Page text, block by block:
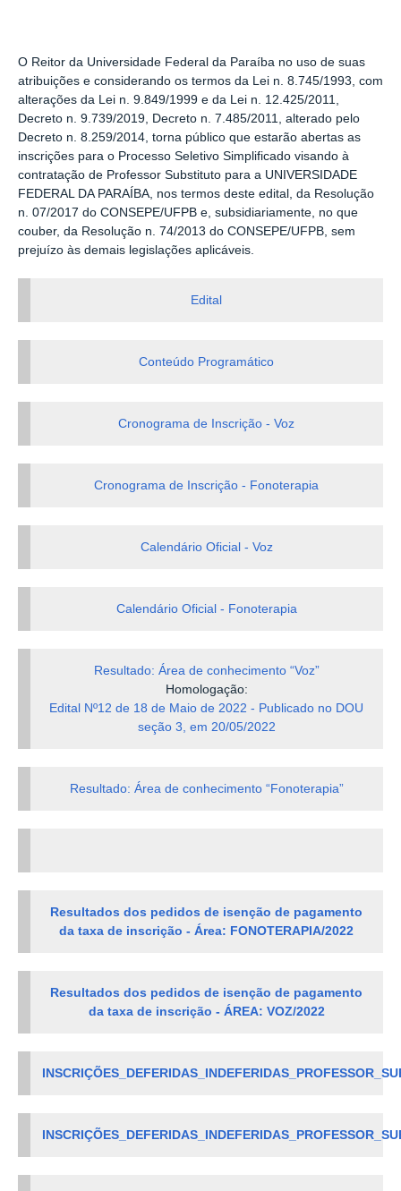
O Reitor da Universidade Federal da Paraíba no uso de suas
atribuições e considerando os termos da Lei n. 8.745/1993, com
alterações da Lei n. 9.849/1999 e da Lei n. 12.425/2011,
Decreto n. 9.739/2019, Decreto n. 7.485/2011, alterado pelo
Decreto n. 8.259/2014, torna público que estarão abertas as
inscrições para o Processo Seletivo Simplificado visando à
contratação de Professor Substituto para a UNIVERSIDADE
FEDERAL DA PARAÍBA, nos termos deste edital, da Resolução
n. 07/2017 do CONSEPE/UFPB e, subsidiariamente, no que
couber, da Resolução n. 74/2013 do CONSEPE/UFPB, sem
prejuízo às demais legislações aplicáveis.
Edital
Conteúdo Programático
Cronograma de Inscrição - Voz
Cronograma de Inscrição - Fonoterapia
Calendário Oficial - Voz
Calendário Oficial - Fonoterapia
Resultado: Área de conhecimento “Voz”
Homologação:
Edital Nº12 de 18 de Maio de 2022 - Publicado no DOU
seção 3, em 20/05/2022
Resultado: Área de conhecimento “Fonoterapia”
Resultados dos pedidos de isenção de pagamento
da taxa de inscrição - Área: FONOTERAPIA/2022
Resultados dos pedidos de isenção de pagamento
da taxa de inscrição - ÁREA: VOZ/2022